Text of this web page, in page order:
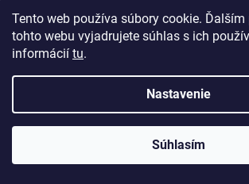
Tento web používa súbory cookie.
tohto webu vyjadrujete súhlas s ich
informácií tu.
Nastavenie
Súhlasím
Facebook
Vytvoril Shoptet
najkufre.sk. Všetky